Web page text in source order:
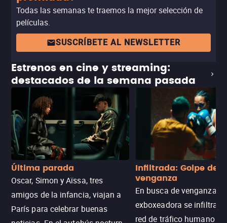
Todas las semanas te traemos la mejor selección de
películas.
SUSCRÍBETE AL NEWSLETTER
Estrenos en cine y streaming:
destacados de la semana pasada
Última parada
Oscar, Simon y Aïssa, tres
amigos de la infancia, viajan a
París para celebrar buenas
Infiltrada: Golpe de
venganza
En busca de venganza,
exboxeadora se infiltra
red de tráfico humano